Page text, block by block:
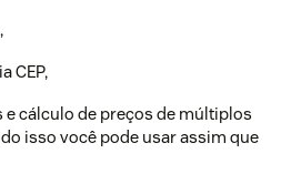
CEP,
e cálculo de preços de múltiplos
isso você pode usar assim que